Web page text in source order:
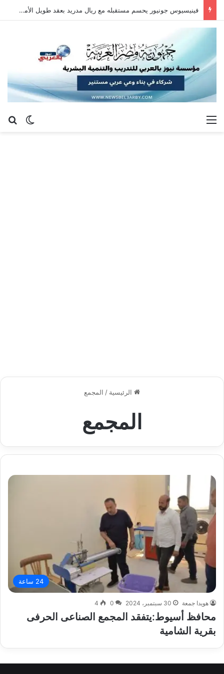
فينيسيوس جونيور يحسم مستقبله مع ريال مدريد بعقد طويل الأمد حتى 2032
الوضع القائمة
الرئيسية / المجمع
المجمع
24 ساعة
هويدا جمعة 30 سبتمبر، 2024 0
4
محافظ أسيوط:يتفقد المجمع الصناعى الحرفى
بقرية الشامية